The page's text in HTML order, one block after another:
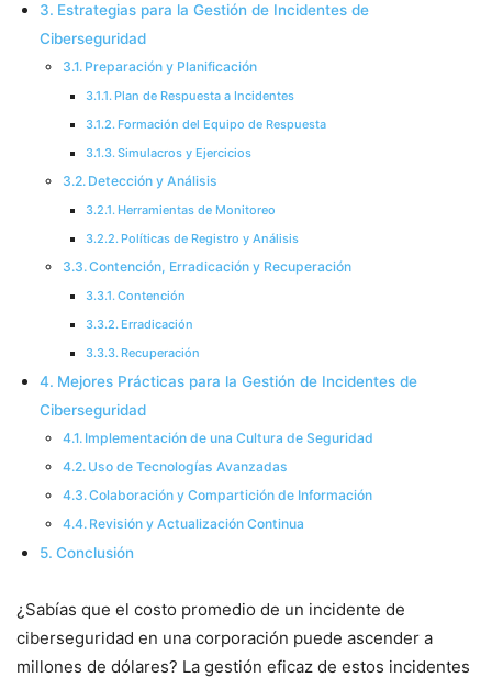
Estrategias para la Gestión de Incidentes de
Ciberseguridad
Preparación y Planificación
Plan de Respuesta a Incidentes
Formación del Equipo de Respuesta
Simulacros y Ejercicios
Detección y Análisis
Herramientas de Monitoreo
Políticas de Registro y Análisis
Contención, Erradicación y Recuperación
Contención
Erradicación
Recuperación
Mejores Prácticas para la Gestión de Incidentes de
Ciberseguridad
Implementación de una Cultura de Seguridad
Uso de Tecnologías Avanzadas
Colaboración y Compartición de Información
Revisión y Actualización Continua
Conclusión
¿Sabías que el costo promedio de un incidente de
ciberseguridad en una corporación puede ascender a
millones de dólares? La gestión eficaz de estos incidentes